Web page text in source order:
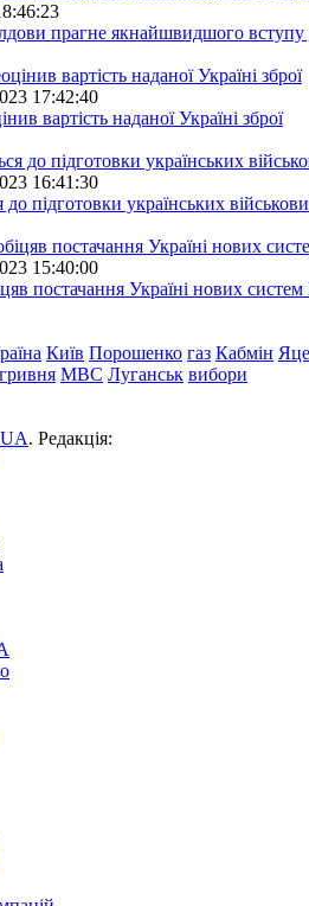
прагне якнайшвидшого
17:42:40
вартість наданої Україні зброї
16:41:30
до підготовки українських
15:40:00
постачання Україні нових
Київ Порошенко газ Кабмін
гривня МВС Луганськ вибори
. Редакція: